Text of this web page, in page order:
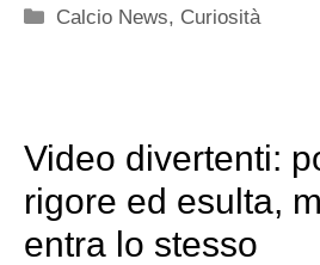
Categorie
Calcio News, Curiosità
Video divertenti:
rigore ed esulta,
entra lo stesso